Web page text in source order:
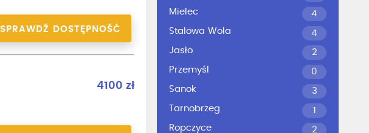
SPRAWDŹ DOSTĘPNOŚĆ
4100 zł
Mielec
4
Stalowa Wola
4
Jasło
2
Przemyśl
0
Sanok
3
Tarnobrzeg
1
Ropczyce
2